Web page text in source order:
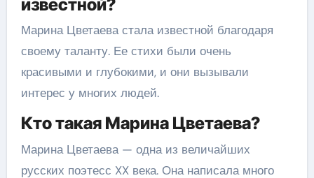
известной?
Марина Цветаева стала известной благодаря
своему таланту. Ее стихи были очень
красивыми и глубокими, и они вызывали
интерес у многих людей.
Кто такая Марина Цветаева?
Марина Цветаева — одна из величайших
русских поэтесс XX века. Она написала много